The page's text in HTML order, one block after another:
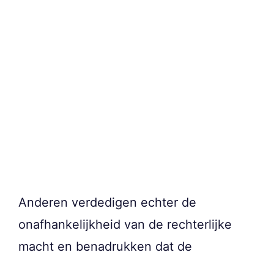
Anderen verdedigen echter de
onafhankelijkheid van de rechterlijke
macht en benadrukken dat de